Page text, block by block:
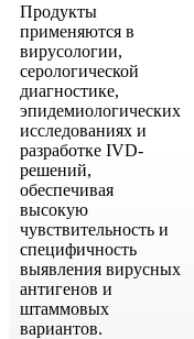
Продукты
применяются в
вирусологии,
серологической
диагностике,
эпидемиологических
исследованиях и
разработке IVD-
решений,
обеспечивая
высокую
чувствительность и
специфичность
выявления вирусных
антигенов и
штаммовых
вариантов.